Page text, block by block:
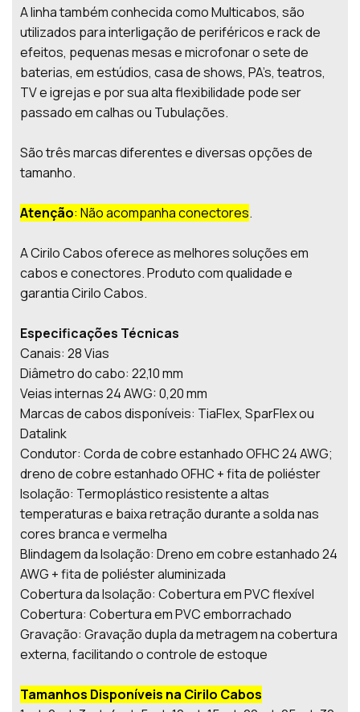
A linha também conhecida como Multicabos, são
utilizados para interligação de periféricos e rack de
efeitos, pequenas mesas e microfonar o sete de
baterias, em estúdios, casa de shows, PA’s, teatros,
TV e igrejas e por sua alta flexibilidade pode ser
passado em calhas ou Tubulações.
São três marcas diferentes e diversas opções de
tamanho.
Atenção: Não acompanha conectores.
A Cirilo Cabos oferece as melhores soluções em
cabos e conectores. Produto com qualidade e
garantia Cirilo Cabos.
Especificações Técnicas
Canais: 28 Vias
Diâmetro do cabo: 22,10 mm
Veias internas 24 AWG: 0,20 mm
Marcas de cabos disponíveis: TiaFlex, SparFlex ou
Datalink
Condutor: Corda de cobre estanhado OFHC 24 AWG;
dreno de cobre estanhado OFHC + fita de poliéster
Isolação: Termoplástico resistente a altas
temperaturas e baixa retração durante a solda nas
cores branca e vermelha
Blindagem da Isolação: Dreno em cobre estanhado 24
AWG + fita de poliéster aluminizada
Cobertura da Isolação: Cobertura em PVC flexível
Cobertura: Cobertura em PVC emborrachado
Gravação: Gravação dupla da metragem na cobertura
externa, facilitando o controle de estoque
Tamanhos Disponíveis na Cirilo Cabos